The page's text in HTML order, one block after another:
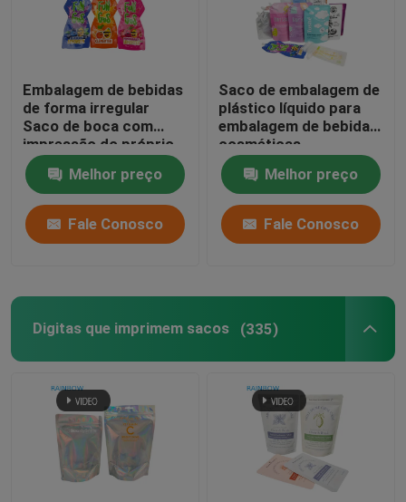
Embalagem de bebidas
de forma irregular
Saco de boca com
impressão do próprio
logotipo
Melhor preço
Fale Conosco
Saco de embalagem de
plástico líquido para
embalagem de bebidas
cosméticas
Melhor preço
Fale Conosco
Digitas que imprimem sacos (335)